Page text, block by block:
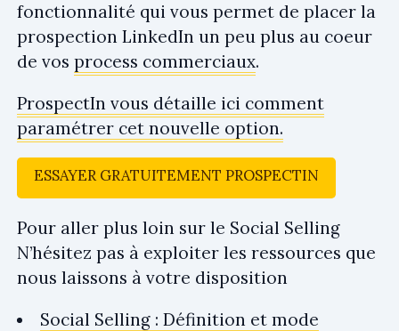
fonctionnalité qui vous permet de placer la
prospection LinkedIn un peu plus au coeur
de vos process commerciaux.
ProspectIn vous détaille ici comment
paramétrer cet nouvelle option.
ESSAYER GRATUITEMENT PROSPECTIN
Pour aller plus loin sur le Social Selling
N’hésitez pas à exploiter les ressources que
nous laissons à votre disposition
Social Selling : Définition et mode